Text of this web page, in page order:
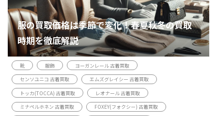
服の買取価格は季節で変化！春夏秋冬の買取
時期を徹底解説
靴 服飾
ヨーガンレール 古着買取
センソユニコ 古着買取
エムズグレイシー 古着買取
トッカ(TOCCA) 古着買取
レオナール 古着買取
ミナペルホネン 古着買取
FOXEY(フォクシー) 古着買取